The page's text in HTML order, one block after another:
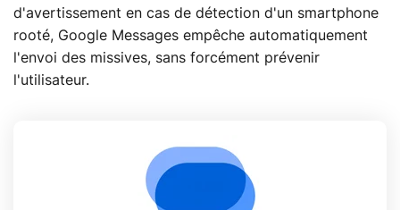
d'avertissement en cas de détection d'un smartphone
rooté, Google Messages empêche automatiquement
l'envoi des missives, sans forcément prévenir
l'utilisateur.